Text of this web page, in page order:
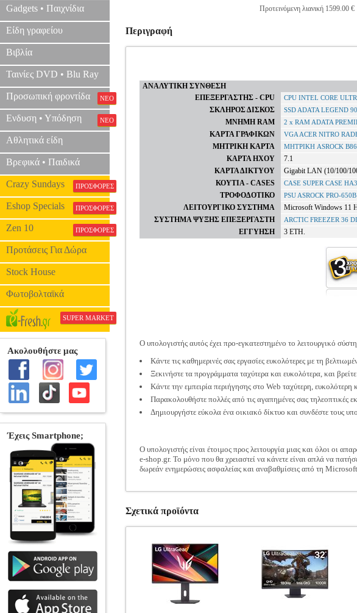
Gadgets • Παιχνίδια
Είδη γραφείου
Βιβλία
Ταινίες DVD • Blu Ray
Προσωπική φροντίδα ΝΕΟ
Ενδυση • Υπόδηση ΝΕΟ
Αθλητικά είδη
Βρεφικά • Παιδικά
Crazy Sundays ΠΡΟΣΦΟΡΕΣ
Eshop Specials ΠΡΟΣΦΟΡΕΣ
Zen 10 ΠΡΟΣΦΟΡΕΣ
Προτάσεις Για Δώρα
Stock House
Φωτοβολταϊκά
SUPER MARKET
Προτεινόμενη λιανική 1599.00 €
Περιγραφή
ΑΝΑΛΥΤΙΚΗ ΣΥΝΘΕΣΗ
ΕΠΕΞΕΡΓΑΣΤΗΣ - CPU
CPU INTEL CORE
ΣΚΛΗΡΟΣ ΔΙΣΚΟΣ SSD ADATA LEGEND
ΜΝΗΜΗ RAM 2 x RAM ADATA
ΚΑΡΤΑ ΓΡΑΦΙΚΩΝ VGA ACER NITRO
ΜΗΤΡΙΚΗ ΚΑΡΤΑ ΜΗΤΡΙΚΗ ASROCK
ΚΑΡΤΑ ΗΧΟΥ
7.1
ΚΑΡΤΑ ΔΙΚΤΥΟΥ
Gigabit LAN (10/100/
ΚΟΥΤΙΑ - CASES
CASE SUPER CASE
ΤΡΟΦΟΔΟΤΙΚΟ PSU ASROCK PRO-
ΛΕΙΤΟΥΡΓΙΚΟ ΣΥΣΤΗΜΑ
Microsoft Windows 11
ΣΥΣΤΗΜΑ ΨΥΞΗΣ ΕΠΕΞΕΡΓΑΣΤΗ
ARCTIC FREEZER 36
ΕΓΓΥΗΣΗ 3 ΕΤΗ.
Ο υπολογιστής αυτός έχει προ-εγκατεστημένο το λειτουργικό
Κάντε τις καθημερινές σας εργασίες ευκολότερες με τη
Ξεκινήστε τα προγράμματα ταχύτερα και ευκολότερα, και
Κάντε την εμπειρία περιήγησης στο Web ταχύτερη,
Παρακολουθήστε πολλές από τις αγαπημένες σας
Δημιουργήστε εύκολα ένα οικιακό δίκτυο και συνδέστε τους
Ο υπολογιστής είναι έτοιμος προς λειτουργία μιας και όλοι οι
e-shop.gr. Το μόνο που θα χρειαστεί να κάνετε είναι απλά να
δωρεάν ενημερώσεις ασφαλείας και αναβαθμίσεις από τη
Σχετικά προϊόντα